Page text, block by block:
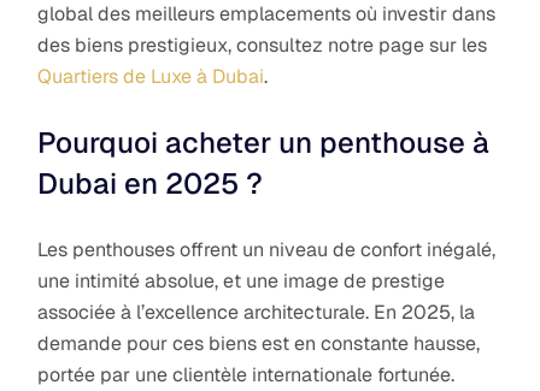
global des meilleurs emplacements où investir dans
des biens prestigieux, consultez notre page sur les
Quartiers de Luxe à Dubai.
Pourquoi acheter un penthouse à
Dubai en 2025 ?
Les penthouses offrent un niveau de confort inégalé,
une intimité absolue, et une image de prestige
associée à l’excellence architecturale. En 2025, la
demande pour ces biens est en constante hausse,
portée par une clientèle internationale fortunée.